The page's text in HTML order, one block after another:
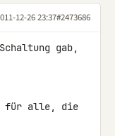
12-26 23:37#2473686
gab,
für alle, die